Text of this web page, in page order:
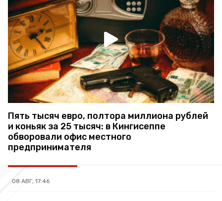
Пять тысяч евро, полтора миллиона рублей
и коньяк за 25 тысяч: в Кингисеппе
обворовали офис местного
предпринимателя
08 АВГ, 17:46